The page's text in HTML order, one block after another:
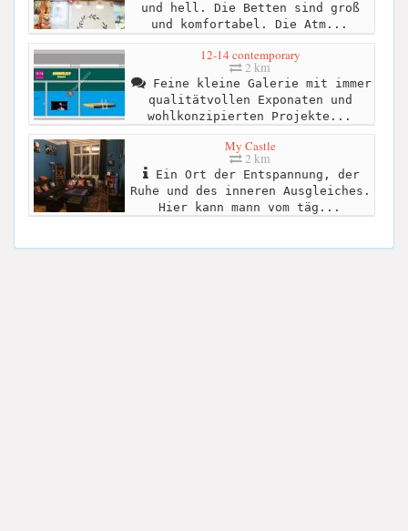
und hell. Die Betten sind groß
und komfortabel. Die Atm...
12-14 contemporary
2 km
Feine kleine Galerie mit immer
qualitätvollen Exponaten und
wohlkonzipierten Projekte...
My Castle
2 km
Ein Ort der Entspannung, der
Ruhe und des inneren Ausgleiches.
Hier kann mann vom täg...